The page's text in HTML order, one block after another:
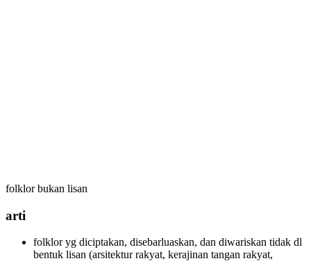
folklor bukan lisan
arti
folklor yg diciptakan, disebarluaskan, dan diwariskan tidak dl
bentuk lisan (arsitektur rakyat, kerajinan tangan rakyat,